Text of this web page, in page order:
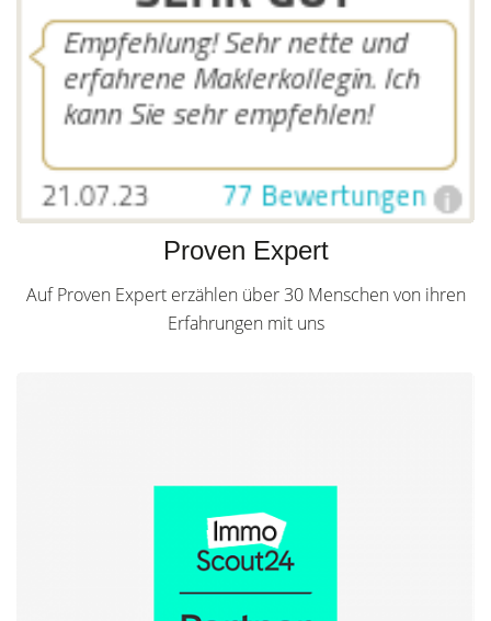
Proven Expert
Auf Proven Expert erzählen über 30 Menschen von ihren
Erfahrungen mit uns